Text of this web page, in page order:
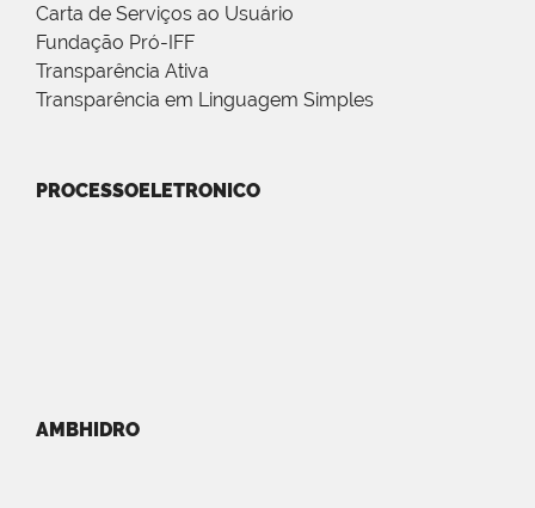
Carta de Serviços ao Usuário
Fundação Pró-IFF
Transparência Ativa
Transparência em Linguagem Simples
PROCESSOELETRONICO
AMBHIDRO